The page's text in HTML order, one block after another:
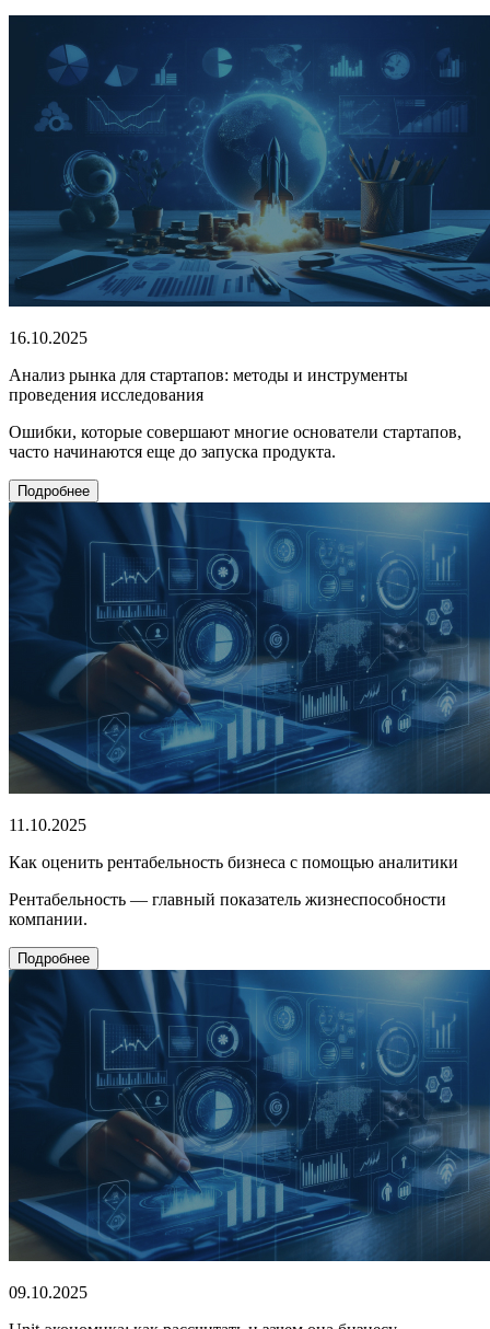
16.10.2025
Анализ рынка для стартапов: методы и инструменты
проведения исследования
Ошибки, которые совершают многие основатели стартапов,
часто начинаются еще до запуска продукта.
Подробнее
11.10.2025
Как оценить рентабельность бизнеса с помощью аналитики
Рентабельность — главный показатель жизнеспособности
компании.
Подробнее
09.10.2025